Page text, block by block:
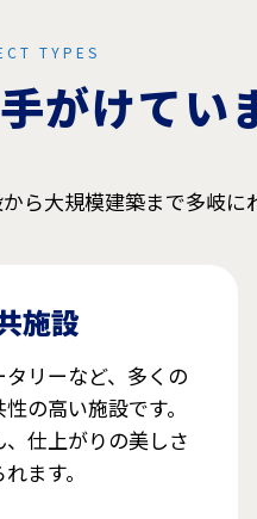
TYPES
がけてい
ら大規模建築まで多岐に
施設
リーなど、多くの
の高い施設です。
仕上がりの美しさ
ます。